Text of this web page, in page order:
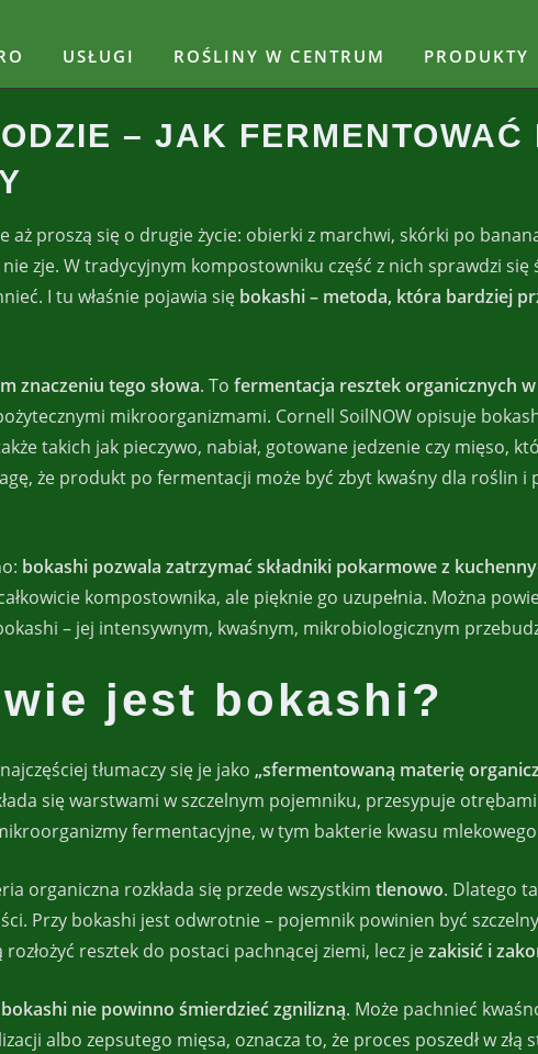
USŁUGI ROŚLINY W CENTRUM PRODUKTY
– JAK FERMENTOWAĆ
proszą się o drugie życie: obierki z marchwi, skórki po
zje. W tradycyjnym kompostowniku część z nich sprawdzi
I tu właśnie pojawia się bokashi – metoda, która bardziej
znaczeniu tego słowa. To fermentacja resztek organicznych
mikroorganizmami. Cornell SoilNOW opisuje
takich jak pieczywo, nabiał, gotowane jedzenie czy mięso,
że produkt po fermentacji może być zbyt kwaśny dla roślin i
bokashi pozwala zatrzymać składniki pokarmowe z
kompostownika, ale pięknie go uzupełnia. Można
– jej intensywnym, kwaśnym, mikrobiologicznym
jest bokashi?
tłumaczy się je jako „sfermentowaną materię
się warstwami w szczelnym pojemniku, przesypuje
fermentacyjne, w tym bakterie kwasu
organiczna rozkłada się przede wszystkim tlenowo. Dlatego
Przy bokashi jest odwrotnie – pojemnik powinien być
resztek do postaci pachnącej ziemi, lecz jezakisić i
nie powinno śmierdzieć zgnilizną. Może pachnieć
albo zepsutego mięsa, oznacza to, że proces poszedł w